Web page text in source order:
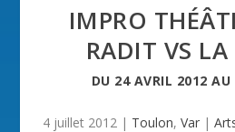
IMPRO
RADIT VS
DU 24 AVRIL 2012 AU
4 juillet 2012 | Toulon, Var |